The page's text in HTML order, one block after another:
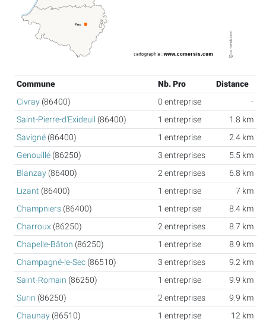
Commune Nb. Pro
Distance
Civray (86400) 0 entreprise
-
Saint-Pierre-d'Exideuil (86400) 1 entreprise
1.8 km
Savigné (86400) 1 entreprise
2.4 km
Genouillé (86250) 3 entreprises
5.5 km
Blanzay (86400) 2 entreprises
6.8 km
Lizant (86400) 1 entreprise
7 km
Champniers (86400) 1 entreprise
8.4 km
Charroux (86250) 2 entreprises
8.7 km
Chapelle-Bâton (86250) 1 entreprise
8.9 km
Champagné-le-Sec (86510) 3 entreprises
9.2 km
Saint-Romain (86250) 1 entreprise
9.9 km
Surin (86250) 2 entreprises
9.9 km
Chaunay (86510) 1 entreprise
12 km